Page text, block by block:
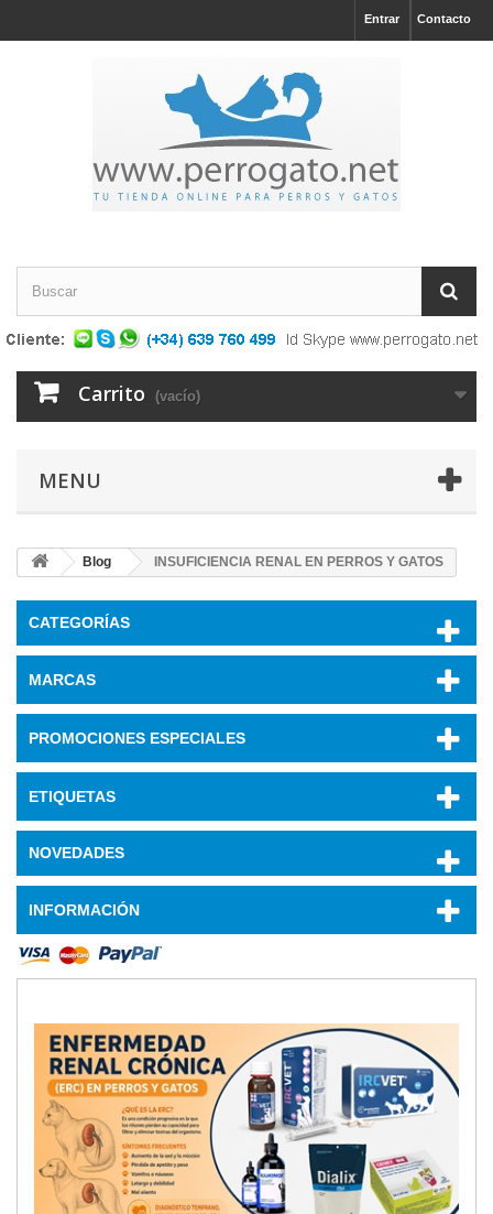
Contacto
Entrar
Carrito (vacío)
MENU
Blog INSUFICIENCIA RENAL EN PERROS Y GATOS
CATEGORÍAS
MARCAS
PROMOCIONES ESPECIALES
ETIQUETAS
NOVEDADES
INFORMACIÓN